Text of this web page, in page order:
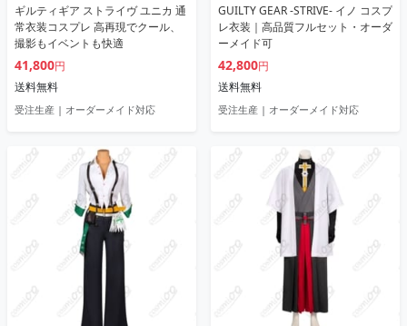
ギルティギア ストライヴ ユニカ 通
常衣装コスプレ 高再現でクール、
撮影もイベントも快適
41,800円
送料無料
受注生産 | オーダーメイド対応
GUILTY GEAR -STRIVE- イノ コスプ
レ衣装｜高品質フルセット・オーダ
ーメイド可
42,800円
送料無料
受注生産 | オーダーメイド対応